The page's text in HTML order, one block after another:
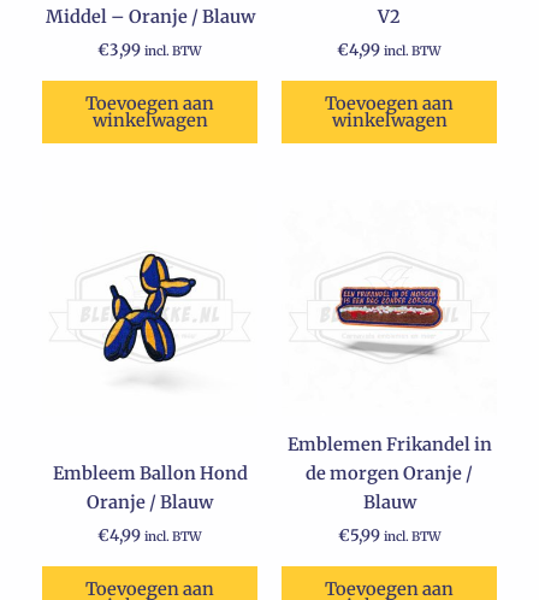
Middel – Oranje / Blauw
€3,99 incl. BTW
Toevoegen aan
winkelwagen
V2
€4,99 incl. BTW
Toevoegen aan
winkelwagen
Embleem Ballon Hond
Oranje / Blauw
€4,99 incl. BTW
Toevoegen aan
Emblemen Frikandel in
de morgen Oranje /
Blauw
€5,99 incl. BTW
Toevoegen aan